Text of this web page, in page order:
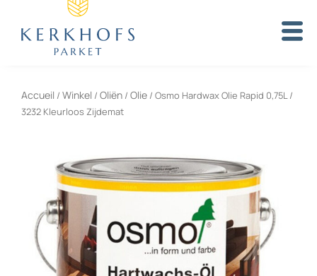
contenu
Accueil / Winkel / Oliën / Olie / Osmo Hardwax Olie Rapid 0,75L /
3232 Kleurloos Zijdemat